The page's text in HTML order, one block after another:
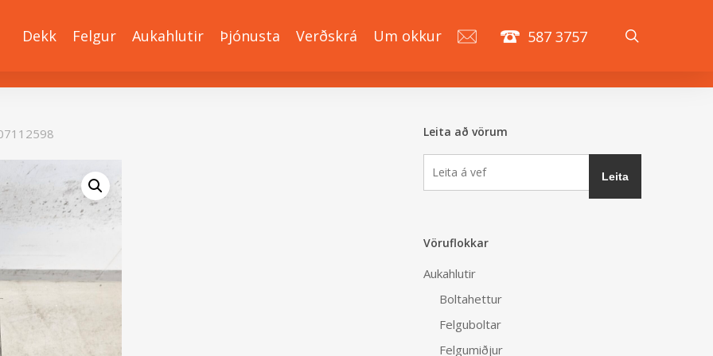
Dekk Felgur Aukahlutir Þjónusta Verðskrá Um okkur 587 3757
Leita að vörum
Vöruflokkar
Aukahlutir
Boltahettur
Felguboltar
Felgumiðjur